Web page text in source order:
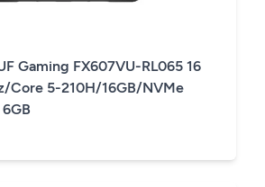
Gaming FX607VU-RL065 16
Core 5-210H/16GB/NVMe